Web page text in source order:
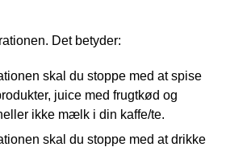
Det betyder:
skal du stoppe med at spise
juice med frugtkød og
ikke mælk i din kaffe/te.
skal du stoppe med at drikke